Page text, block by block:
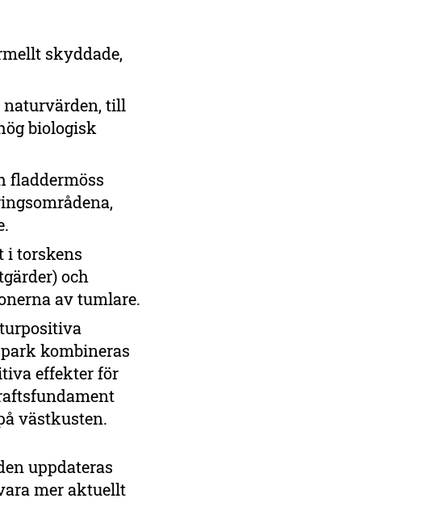
skyddade,
naturvärden, till
biologisk
fladdermöss
i torskens
och
av tumlare.
kombineras
effekter för
västkusten.
uppdateras
mer aktuellt